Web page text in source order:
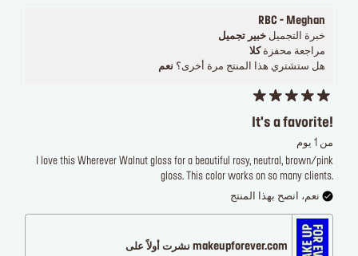
RBC - Meghan
خبرة التجميل خبير تجميل
مراجعة محفزةكلا
هل ستشتري هذا المنتج مرة أخرى؟ نعم
It's a favorite!
من 1 يوم
I love this Wherever Walnut gloss for a beautiful rosy, neutral, brown/pink
gloss. This color works on so many clients.
نعم، انصح بهذا المنتج
makeupforever.com نشرت أولاً على